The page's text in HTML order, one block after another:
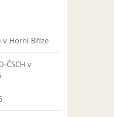
v Horní Bříze
ČSCH v